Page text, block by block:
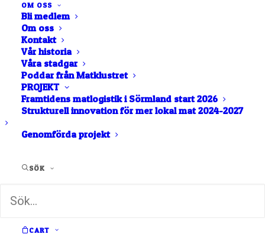
OM OSS
Bli medlem
Om oss
Kontakt
Vår historia
Våra stadgar
Poddar från Matklustret
PROJEKT
Framtidens matlogistik i Sörmland start 2026
Strukturell innovation för mer lokal mat 2024-2027
Genomförda projekt
SÖK
CART